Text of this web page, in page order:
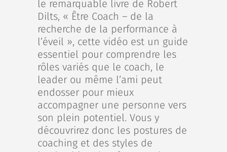
le remarquable livre de Robert
Dilts, « Être Coach – de la
recherche de la performance à
l’éveil », cette vidéo est un guide
essentiel pour comprendre les
rôles variés que le coach, le
leader ou même l’ami peut
endosser pour mieux
accompagner une personne vers
son plein potentiel. Vous y
découvrirez donc les postures de
coaching et des styles de